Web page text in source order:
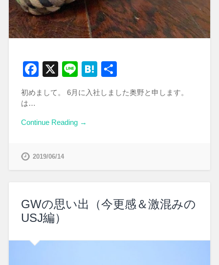
Facebook
X LineHatena
有
初めまして。 6月に入社しました奥野と申します。
は…
Continue Reading →
2019/06/14
GWの思い出（今更感＆激混みの
USJ編）